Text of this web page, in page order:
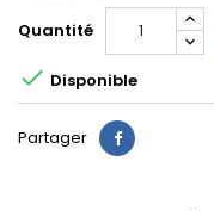
Quantité
 Disponible
Partager